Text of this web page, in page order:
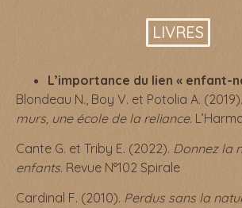
LIVRES
L’importance du lien « enfant-
Blondeau N., Boy V. et Potolia A. (2019).
murs, une école de la reliance.
Cante G. et Triby E. (2022). Donnez la
enfants. Revue N°102 Spirale
Cardinal F. (2010). Perdus sans la